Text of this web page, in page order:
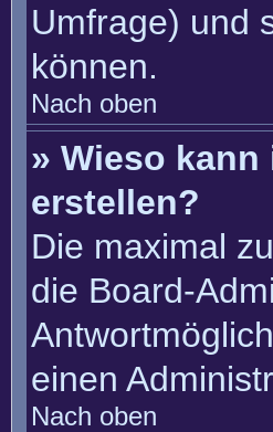
Umfrage) und
können.
Nach oben
» Wieso
erstellen?
Die maximal
die Board-
einen
Nach oben